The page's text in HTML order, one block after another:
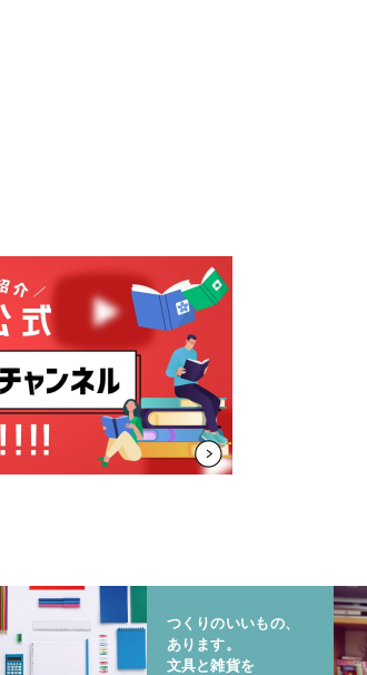
つくりのいいもの、
あります。
文具と雑貨を